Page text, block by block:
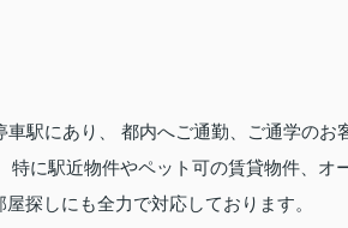
車駅にあり、 都内へご通勤、ご通学のお
特に駅近物件やペット可の賃貸物件、オ
探しにも全力で対応しております。